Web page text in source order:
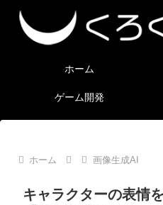
ホーム
ゲーム開発
ホーム 画像生成AI
キャラクターの表情